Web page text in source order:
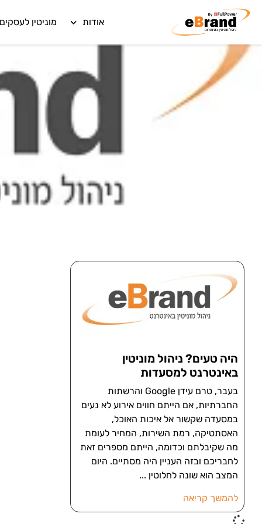
אודות מוניטין לעסקים
היה טעים? ניהול מוניטין
באינטרנט למסעדות
בעבר, טרם עידן Google והרשתות
החברתיות, אם הייתם חווים אירוע לא נעים
במסעדה שקשור אל איכות האוכל,
האסתטיקה, רמת השירות, המחיר לעומת
מה שקיבלתם וכדומה, הייתם מספרים זאת
לחבריכם ובזה העניין היה מסתיים. היום
המצב הוא שונה לחלוטין
להמשך קריאה